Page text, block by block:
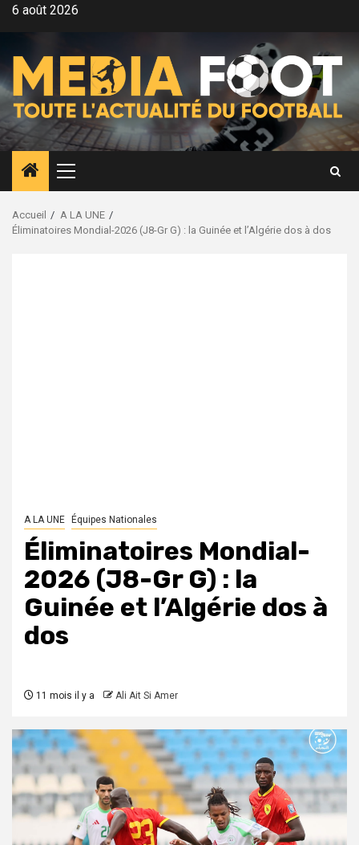
Aller6 août 2026
Menu
principal
Accueil
A LA UNE
Éliminatoires Mondial-2026 (J8-Gr G) : la Guinée et l’Algérie dos à dos
A LA UNE Équipes Nationales
Éliminatoires Mondial-
2026 (J8-Gr G) : la
Guinée et l’Algérie dos à
dos
11 mois il y a Ali Ait Si Amer